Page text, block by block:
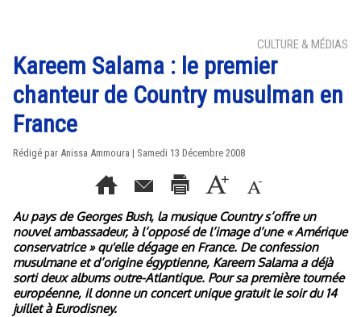
CULTURE & MÉDIAS
Kareem Salama : le premier
chanteur de Country musulman en
France
Rédigé par Anissa Ammoura | Samedi 13 Décembre 2008
Au pays de Georges Bush, la musique Country s’offre un
nouvel ambassadeur, à l’opposé de l’image d’une « Amérique
conservatrice » qu'elle dégage en France. De confession
musulmane et d’origine égyptienne, Kareem Salama a déjà
sorti deux albums outre-Atlantique. Pour sa première tournée
européenne, il donne un concert unique gratuit le soir du 14
juillet à Eurodisney.